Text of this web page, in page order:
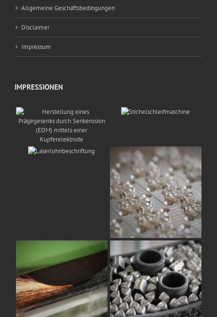
Allgemeine Geschäftsbedingungen
Disclaimer
Impressum
IMPRESSIONEN